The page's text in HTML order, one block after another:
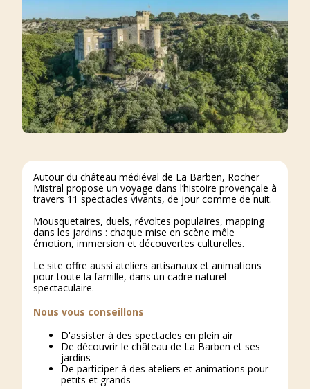
Autour du château médiéval de La Barben, Rocher
Mistral propose un voyage dans l’histoire provençale à
travers 11 spectacles vivants, de jour comme de nuit.
Mousquetaires, duels, révoltes populaires, mapping
dans les jardins : chaque mise en scène mêle
émotion, immersion et découvertes culturelles.
Le site offre aussi ateliers artisanaux et animations
pour toute la famille, dans un cadre naturel
spectaculaire.
Nous vous conseillons
D'assister à des spectacles en plein air
De découvrir le château de La Barben et ses
jardins
De participer à des ateliers et animations pour
petits et grands